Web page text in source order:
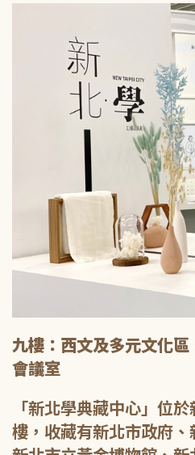
九樓：西文及多元文化區
會議室
「新北學典藏中心」位
樓，收藏有新北市政府、